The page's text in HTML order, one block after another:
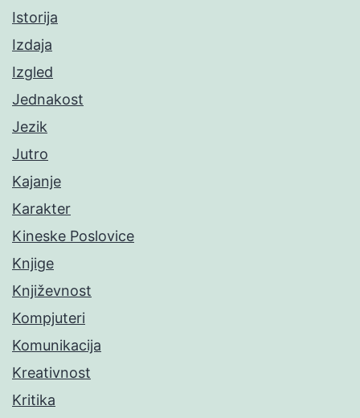
Istorija
Izdaja
Izgled
Jednakost
Jezik
Jutro
Kajanje
Karakter
Kineske Poslovice
Knjige
Književnost
Kompjuteri
Komunikacija
Kreativnost
Kritika